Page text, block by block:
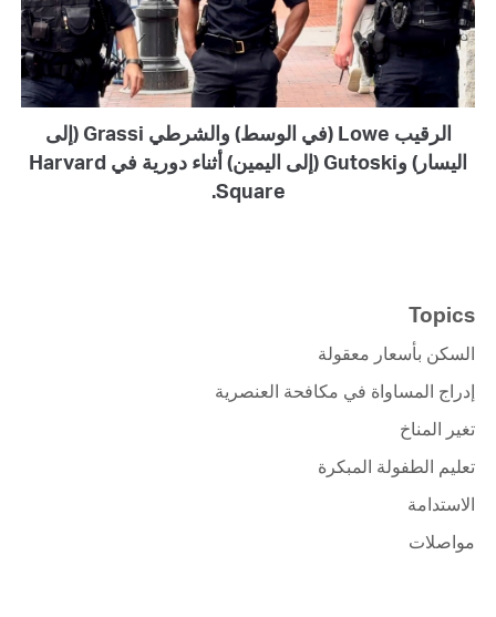
الرقيب Lowe (في الوسط) والشرطي Grassi (إلى
اليسار) وGutoski (إلى اليمين) أثناء دورية في Harvard
Square.
Topics
السكن بأسعار معقولة
إدراج المساواة في مكافحة العنصرية
تغير المناخ
تعليم الطفولة المبكرة
الاستدامة
مواصلات